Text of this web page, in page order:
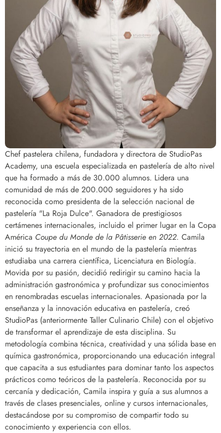
Chef pastelera chilena, fundadora y directora de StudioPas
Academy, una escuela especializada en pastelería de alto nivel
que ha formado a más de 30.000 alumnos. Lidera una
comunidad de más de 200.000 seguidores y ha sido
reconocida como presidenta de la selección nacional de
pastelería "La Roja Dulce". Ganadora de prestigiosos
certámenes internacionales, incluido el primer lugar en la Copa
América Coupe du Monde de la Pâtisserie en 2022. Camila
inició su trayectoria en el mundo de la pastelería mientras
estudiaba una carrera científica, Licenciatura en Biología.
Movida por su pasión, decidió redirigir su camino hacia la
administración gastronómica y profundizar sus conocimientos
en renombradas escuelas internacionales. Apasionada por la
enseñanza y la innovación educativa en pastelería, creó
StudioPas (anteriormente Taller Culinario Chile) con el objetivo
de transformar el aprendizaje de esta disciplina. Su
metodología combina técnica, creatividad y una sólida base en
química gastronómica, proporcionando una educación integral
que capacita a sus estudiantes para dominar tanto los aspectos
prácticos como teóricos de la pastelería. Reconocida por su
cercanía y dedicación, Camila inspira y guía a sus alumnos a
través de clases presenciales, online y cursos internacionales,
destacándose por su compromiso de compartir todo su
conocimiento y experiencia con ellos.